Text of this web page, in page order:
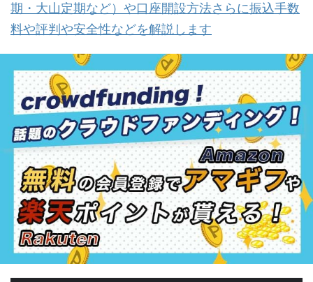
期・大山定期など）や口座開設方法さらに振込手数
料や評判や安全性などを解説します